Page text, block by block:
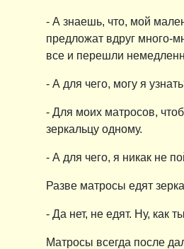
- А знаешь, что, мой
предложат вдруг много-
все и перешли
- А для чего, могу я
- Для моих матросов,
зеркальцу одному.
- А для чего, я никак не
Разве матросы едят
- Да нет, не едят. Ну, как
Матросы всегда после